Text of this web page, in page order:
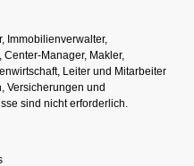
Immobilienverwalter,
Manager, Makler,
Leiter und Mitarbeiter
Versicherungen und
sind nicht erforderlich.